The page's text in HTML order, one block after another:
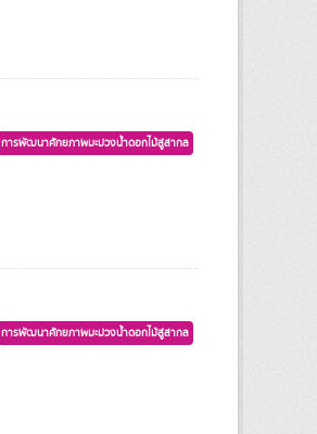
การพัฒนาศักยภาพมะม่วงน้ำดอกไม้สู่สากล
การพัฒนาศักยภาพมะม่วงน้ำดอกไม้สู่สากล